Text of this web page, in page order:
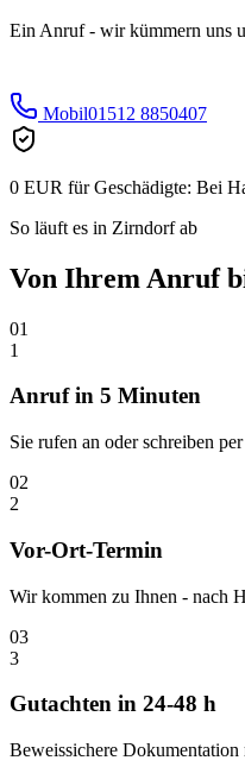
Ein Anruf - wir kümmern uns
Mobil01512 8850407
0 EUR für Geschädigte: Bei
So läuft es in Zirndorfab
Von Ihrem Anruf
01
1
Anruf in 5 Minuten
Sie rufen an oder schreiben
02
2
Vor-Ort-Termin
Wir kommen zu Ihnen - nach
03
3
Gutachten in 24-48 h
Beweissichere